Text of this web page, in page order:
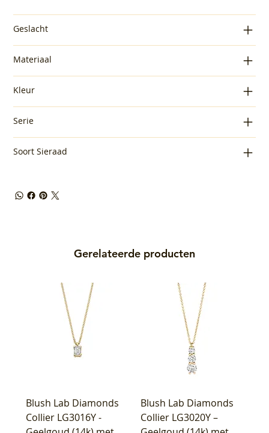
Geslacht
Materiaal
Kleur
Serie
Soort Sieraad
Gerelateerde producten
Blush Lab Diamonds
Collier LG3016Y -
Blush Lab Diamonds
Collier LG3020Y –